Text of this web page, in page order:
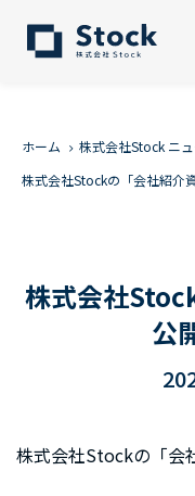
ホーム
株式会社Stock ニ
株式会社Stockの「会社紹介
株式会社
公
株式会社Stockの「会